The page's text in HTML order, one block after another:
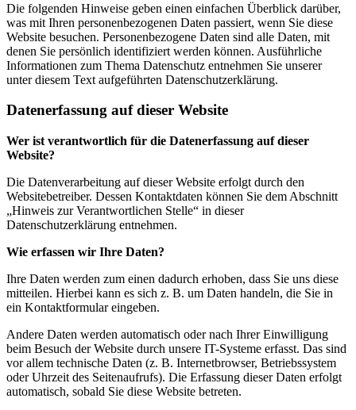
Die folgenden Hinweise geben einen einfachen Überblick darüber,
was mit Ihren personenbezogenen Daten passiert, wenn Sie diese
Website besuchen. Personenbezogene Daten sind alle Daten, mit
denen Sie persönlich identifiziert werden können. Ausführliche
Informationen zum Thema Datenschutz entnehmen Sie unserer
unter diesem Text aufgeführten Datenschutzerklärung.
Datenerfassung auf dieser Website
Wer ist verantwortlich für die Datenerfassung auf dieser
Website?
Die Datenverarbeitung auf dieser Website erfolgt durch den
Websitebetreiber. Dessen Kontaktdaten können Sie dem Abschnitt
„Hinweis zur Verantwortlichen Stelle“ in dieser
Datenschutzerklärung entnehmen.
Wie erfassen wir Ihre Daten?
Ihre Daten werden zum einen dadurch erhoben, dass Sie uns diese
mitteilen. Hierbei kann es sich z. B. um Daten handeln, die Sie in
ein Kontaktformular eingeben.
Andere Daten werden automatisch oder nach Ihrer Einwilligung
beim Besuch der Website durch unsere IT-Systeme erfasst. Das sind
vor allem technische Daten (z. B. Internetbrowser, Betriebssystem
oder Uhrzeit des Seitenaufrufs). Die Erfassung dieser Daten erfolgt
automatisch, sobald Sie diese Website betreten.